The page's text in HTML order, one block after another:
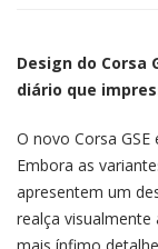
Design do Corsa
diário que
O novo Corsa
Embora as
apresentem um
realça